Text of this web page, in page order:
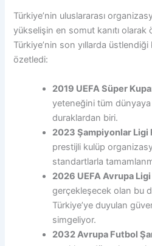
Türkiye’nin uluslararası
yükselişin en somut kanıtı olarak
Türkiye’nin son yıllarda
özetledi:
2019 UEFA Süper
yeteneğini tüm dünyaya
duraklardan biri.
2023 Şampiyonlar Ligi
prestijli kulüp
standartlarla
2026 UEFA Avrupa
gerçekleşecek olan bu
Türkiye’ye duyulan
simgeliyor.
2032 Avrupa Futbol